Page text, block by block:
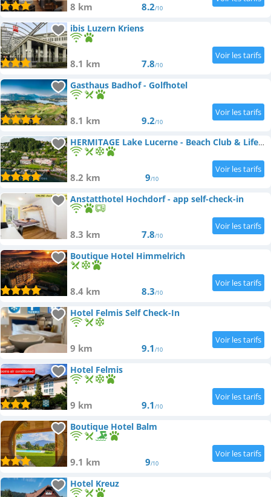
8 km 8.2/10
ibis Luzern Kriens
8.1 km 7.8/10
Gasthaus Badhof - Golfhotel
8.1 km 9.2/10
HERMITAGE Lake Lucerne - Beach Club & Lifestyle Hotel
8.2 km 9/10
Anstatthotel Hochdorf - app self-check-in
8.3 km 7.8/10
Boutique Hotel Himmelrich
8.4 km 8.3/10
Hotel Felmis Self Check-In
9 km 9.1/10
Hotel Felmis
9 km 9.1/10
Boutique Hotel Balm
9.1 km 9/10
Hotel Kreuz